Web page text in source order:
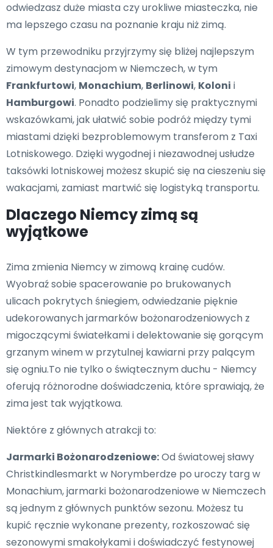
odwiedzasz duże miasta czy urokliwe miasteczka, nie
ma lepszego czasu na poznanie kraju niż zimą.
W tym przewodniku przyjrzymy się bliżej najlepszym
zimowym destynacjom w Niemczech, w tym
Frankfurtowi, Monachium, Berlinowi, Koloni i
Hamburgowi. Ponadto podzielimy się praktycznymi
wskazówkami, jak ułatwić sobie podróż między tymi
miastami dzięki bezproblemowym transferom z Taxi
Lotniskowego. Dzięki wygodnej i niezawodnej usłudze
taksówki lotniskowej możesz skupić się na cieszeniu się
wakacjami, zamiast martwić się logistyką transportu.
Dlaczego Niemcy zimą są
wyjątkowe
Zima zmienia Niemcy w zimową krainę cudów.
Wyobraź sobie spacerowanie po brukowanych
ulicach pokrytych śniegiem, odwiedzanie pięknie
udekorowanych jarmarków bożonarodzeniowych z
migoczącymi światełkami i delektowanie się gorącym
grzanym winem w przytulnej kawiarni przy palącym
się ogniu.To nie tylko o świątecznym duchu - Niemcy
oferują różnorodne doświadczenia, które sprawiają, że
zima jest tak wyjątkowa.
Niektóre z głównych atrakcji to:
Jarmarki Bożonarodzeniowe:Od światowej sławy
Christkindlesmarkt w Norymberdze po uroczy targ w
Monachium, jarmarki bożonarodzeniowe w Niemczech
są jednym z głównych punktów sezonu. Możesz tu
kupić ręcznie wykonane prezenty, rozkoszować się
sezonowymi smakołykami i doświadczyć festynowej